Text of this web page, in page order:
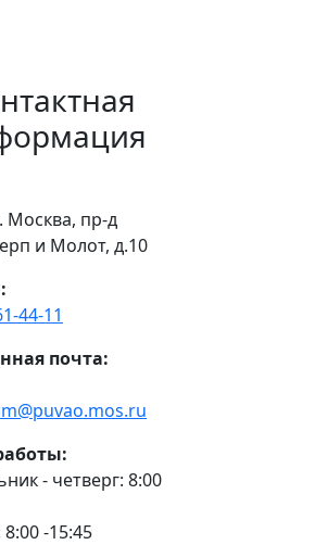
Москва, пр-д
и Молот, д.10
44-11
почта:
- четверг: 8:00
-15:45